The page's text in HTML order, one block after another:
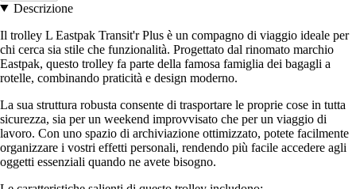
Descrizione
Il trolley L Eastpak Transit'r Plus è un compagno di viaggio ideale per
chi cerca sia stile che funzionalità. Progettato dal rinomato marchio
Eastpak, questo trolley fa parte della famosa famiglia dei bagagli a
rotelle, combinando praticità e design moderno.
La sua struttura robusta consente di trasportare le proprie cose in tutta
sicurezza, sia per un weekend improvvisato che per un viaggio di
lavoro. Con uno spazio di archiviazione ottimizzato, potete facilmente
organizzare i vostri effetti personali, rendendo più facile accedere agli
oggetti essenziali quando ne avete bisogno.